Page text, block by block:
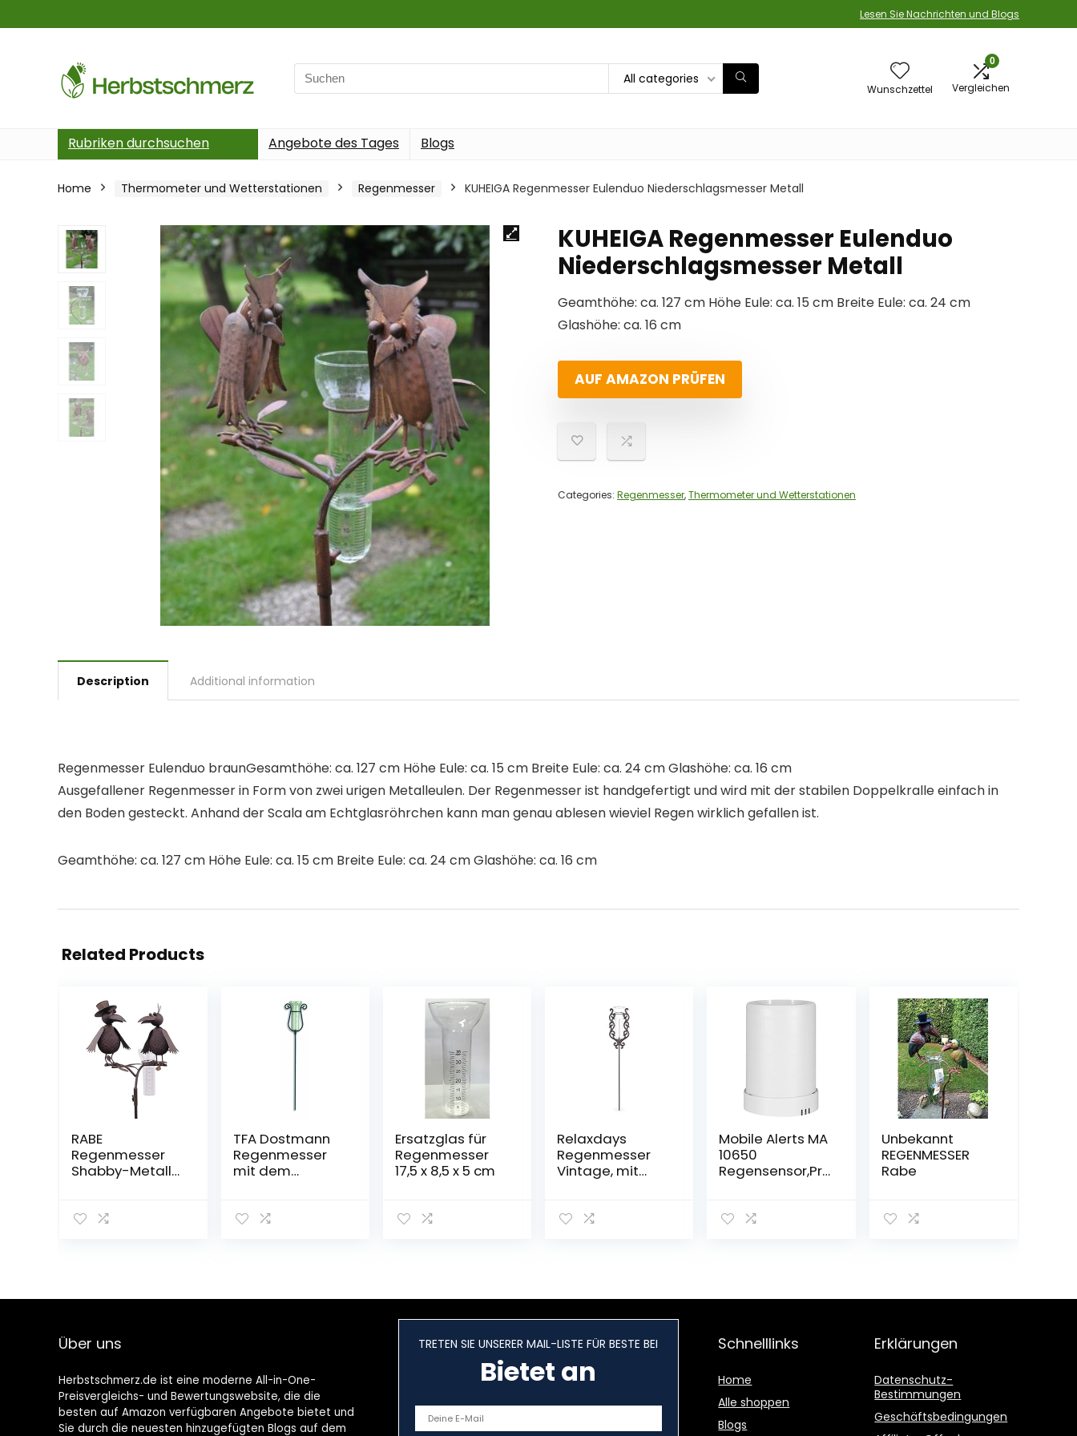
Lesen Sie Nachrichten und Blogs
Search
for:
All categories
Wunschzettel
0
Vergleichen
Rubriken durchsuchen Angebote des Tages Blogs
Home Thermometer und Wetterstationen Regenmesser KUHEIGA Regenmesser Eulenduo Niederschlagsmesser Metall
KUHEIGA Regenmesser Eulenduo
Niederschlagsmesser Metall
Geamthöhe: ca. 127 cm Höhe Eule: ca. 15 cm Breite Eule: ca. 24 cm
Glashöhe: ca. 16 cm
AUF AMAZON PRÜFEN
Categories: Regenmesser,Thermometer und Wetterstationen
Description Additional information
Regenmesser Eulenduo braunGesamthöhe: ca. 127 cm Höhe Eule: ca. 15 cm Breite Eule: ca. 24 cm Glashöhe: ca. 16 cm
Ausgefallener Regenmesser in Form von zwei urigen Metalleulen. Der Regenmesser ist handgefertigt und wird mit der stabilen Doppelkralle einfach in
den Boden gesteckt. Anhand der Scala am Echtglasröhrchen kann man genau ablesen wieviel Regen wirklich gefallen ist.
Geamthöhe: ca. 127 cm Höhe Eule: ca. 15 cm Breite Eule: ca. 24 cm Glashöhe: ca. 16 cm
Related Products
RABE
Regenmesser
Shabby-Metall
TFA Dostmann
Regenmesser
mit dem
wetterbeständi
grün
Ersatzglas für
Regenmesser
17,5 x 8,5 x 5 cm
Relaxdays
Regenmesser
Vintage, mit
esser, antik, 12
Mobile Alerts MA
10650
Regensensor,Pro
Datenübertragu
weiß, 13,3 x 13,3 x
Unbekannt
REGENMESSER
Rabe
Über uns
Herbstschmerz.de ist eine moderne All-in-One-
Preisvergleichs- und Bewertungswebsite, die die
besten auf Amazon verfügbaren Angebote bietet und
Sie durch die neuesten hinzugefügten Blogs auf dem
TRETEN SIE UNSERER MAIL-LISTE FÜR BESTE BEI
Bietet an
Schnelllinks
Home
Alle shoppen
Blogs
Erklärungen
Datenschutz-
Bestimmungen
Geschäftsbedingungen